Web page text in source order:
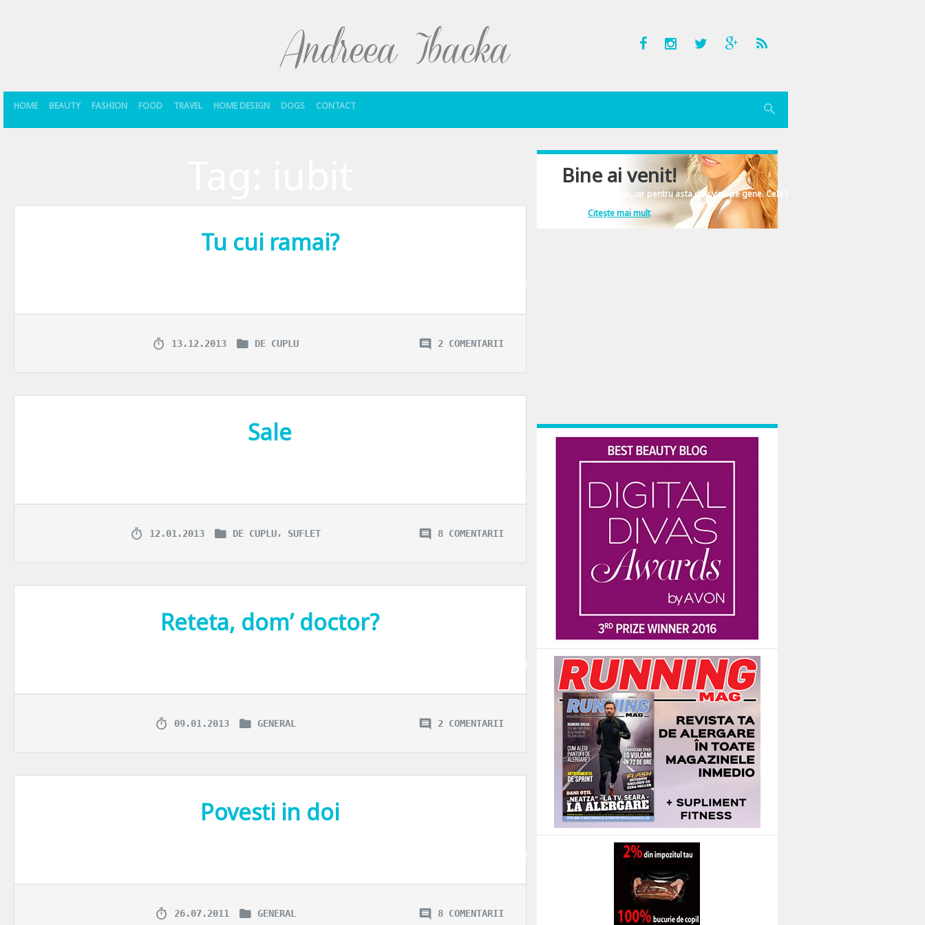
HOME BEAUTY FASHION FOOD TRAVEL HOME DESIGN DOGS CONTACT
Tu cui ramai?
Intr-o epoca a prieteniilor si mai ales a relatiilor tot mai efemere, partajul prietenilor comuni dupa o despartire pare o discutie de sezon. Cine cu cine ramane prieten, cine pe cine saluta pe strada si pe cine poti sa mai
13.12.2013 DE CUPLU 2 COMENTARII
Sale
A scris azi Cabral despre perioada post-despartire. Sau mai bine spus, despre perioada post o despartire si perioada de recuplare in alta formula. Si-a scris bine. Si obiectiv. Chiar daca situatia-i ilara si trista in acelasi
12.01.2013 DE CUPLU, SUFLET 8 COMENTARII
Reteta, dom’ doctor?
Am citit recent un studiu care spunea ca iubirea e nici mai mult, nici mai putin decat o tulburare mintala. De aici dependenta, insomniile, durerile de cap, mila de sine, impulsivitatea si gandurile obsesive despre o alta
09.01.2013 GENERAL 2 COMENTARII
Povesti in doi
Cuplurile cu o vechime de minim cativa ani au tendinta de a nu-si mai petrece timpul liber in orasul mult prea agitat. Si atunci cand nu dorm, nu citesc sau nu se uita la tv acasa… fie au musafiri, fie merg in vizita. Iar vara,
26.07.2011 GENERAL 8 COMENTARII
Bine ai venit!
Îmi place să comunic, iar pentru asta dau vina pe gene. Cele înscrise în ADN-ul femeiesc.
Citește mai mult